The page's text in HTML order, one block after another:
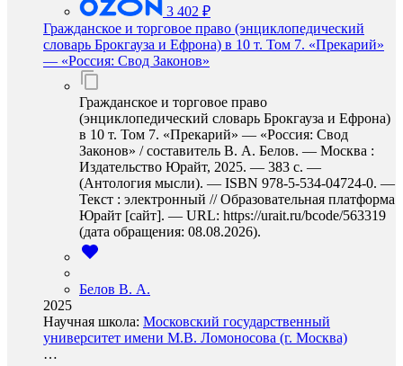
3 402 ₽
Гражданское и торговое право (энциклопедический
словарь Брокгауза и Ефрона) в 10 т. Том 7. «Прекарий»
— «Россия: Свод Законов»
Гражданское и торговое право
(энциклопедический словарь Брокгауза и Ефрона)
в 10 т. Том 7. «Прекарий» — «Россия: Свод
Законов» / составитель В. А. Белов. — Москва :
Издательство Юрайт, 2025. — 383 с. —
(Антология мысли). — ISBN 978-5-534-04724-0. —
Текст : электронный // Образовательная платформа
Юрайт [сайт]. — URL: https://urait.ru/bcode/563319
(дата обращения: 08.08.2026).
Белов В. А.
2025
Научная школа: Московский государственный
университет имени М.В. Ломоносова (г. Москва)
…